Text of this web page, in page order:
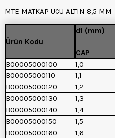
MTE MATKAP UCU ALTIN 8,5 MM
Ürün Kodu
d1 (mm)
CAP
B00005000100
1,0
B00005000110
1,1
B00005000120
1,2
B00005000130
1,3
B00005000140
1,4
B00005000150
1,5
B00005000160
1,6